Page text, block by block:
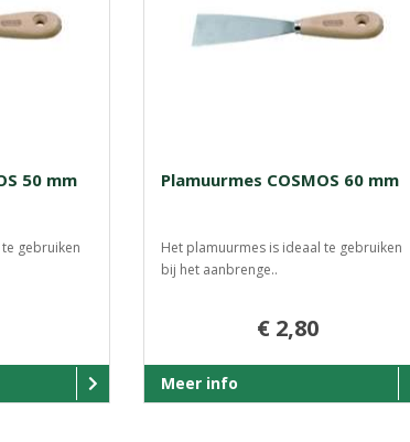
50 mm
gebruiken
Plamuurmes COSMOS 60 mm
Het plamuurmes is ideaal te gebruiken
bij het aanbrenge..
€ 2,80
Meer info